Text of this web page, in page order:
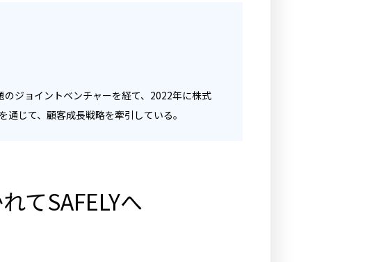
ジョイントベンチャーを経て、2022年に株式
じて、顧客成長戦略を牽引している。
てSAFELYへ